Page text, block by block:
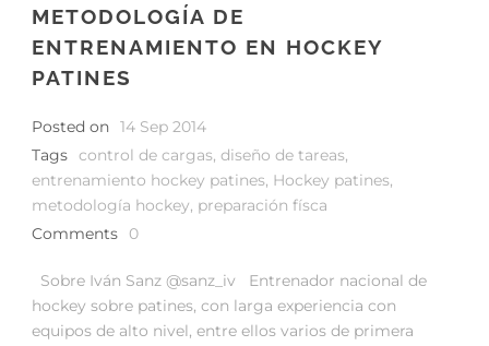
METODOLOGÍA DE
ENTRENAMIENTO EN HOCKEY
PATINES
Posted on 14 Sep 2014
Tags control de cargas, diseño de tareas,
entrenamiento hockey patines, Hockey patines,
metodología hockey, preparación físca
Comments
0
Sobre Iván Sanz @sanz_iv Entrenador nacional de
hockey sobre patines, con larga experiencia con
equipos de alto nivel, entre ellos varios de primera